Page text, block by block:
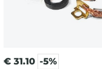
€ 31.10 -5%